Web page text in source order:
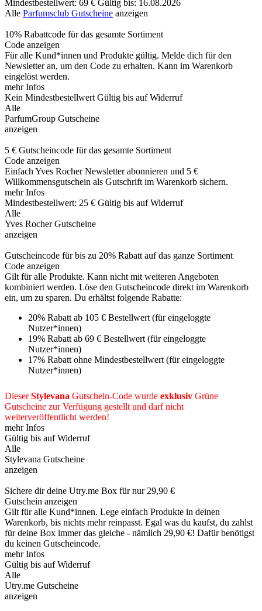
Mindestbestellwert: 69 € Gültig bis: 16.08.2026
Alle Parfumsclub Gutscheine anzeigen
10% Rabattcode für das gesamte Sortiment
Code anzeigen
Für alle Kund*innen und Produkte gültig. Melde dich für den
Newsletter an, um den Code zu erhalten. Kann im Warenkorb
eingelöst werden.
mehr Infos
Kein Mindestbestellwert Gültig bis auf Widerruf
Alle
ParfumGroup Gutscheine
anzeigen
5 € Gutscheincode für das gesamte Sortiment
Code anzeigen
Einfach Yves Rocher Newsletter abonnieren und 5 €
Willkommensgutschein als Gutschrift im Warenkorb sichern.
mehr Infos
Mindestbestellwert: 25 € Gültig bis auf Widerruf
Alle
Yves Rocher Gutscheine
anzeigen
Gutscheincode für bis zu 20% Rabatt auf das ganze Sortiment
Code anzeigen
Gilt für alle Produkte. Kann nicht mit weiteren Angeboten
kombiniert werden. Löse den Gutscheincode direkt im Warenkorb
ein, um zu sparen. Du erhältst folgende Rabatte:
20% Rabatt ab 105 € Bestellwert (für eingeloggte
Nutzer*innen)
19% Rabatt ab 69 € Bestellwert (für eingeloggte
Nutzer*innen)
17% Rabatt ohne Mindestbestellwert (für eingeloggte
Nutzer*innen)
DieserStylevana Gutschein-Code wurde exklusiv Grüne
Gutscheine zur Verfügung gestellt und darf nicht
weiterveröffentlicht werden!
mehr Infos
Gültig bis auf Widerruf
Alle
Stylevana Gutscheine
anzeigen
Sichere dir deine Utry.me Box für nur 29,90 €
Gutschein anzeigen
Gilt für alle Kund*innen. Lege einfach Produkte in deinen
Warenkorb, bis nichts mehr reinpasst. Egal was du kaufst, du zahlst
für deine Box immer das gleiche - nämlich 29,90 €! Dafür benötigst
du keinen Gutscheincode.
mehr Infos
Gültig bis auf Widerruf
Alle
Utry.me Gutscheine
anzeigen